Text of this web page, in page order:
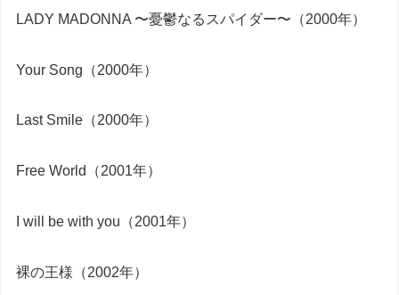
LADY MADONNA 〜憂鬱なるスパイダー〜（2000年）
Your Song（2000年）
Last Smile（2000年）
Free World（2001年）
I will be with you（2001年）
裸の王様（2002年）